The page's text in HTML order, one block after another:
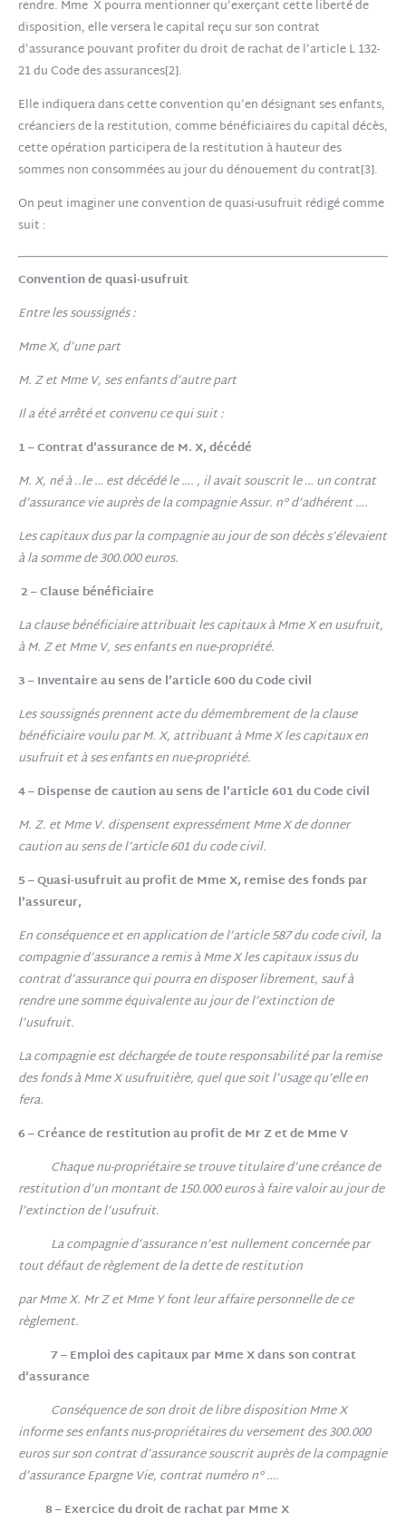
rendre. Mme X pourra mentionner qu’exerçant cette liberté de
disposition, elle versera le capital reçu sur son contrat
d’assurance pouvant profiter du droit de rachat de l’article L 132-
21 du Code des assurances[2].
Elle indiquera dans cette convention qu’en désignant ses enfants,
créanciers de la restitution, comme bénéficiaires du capital décès,
cette opération participera de la restitution à hauteur des
sommes non consommées au jour du dénouement du contrat[3].
On peut imaginer une convention de quasi-usufruit rédigé comme
suit :
Convention de quasi-usufruit
Entre les soussignés :
Mme X, d’une part
M. Z et Mme V, ses enfants d’autre part
Il a été arrêté et convenu ce qui suit :
1 – Contrat d’assurance de M. X, décédé
M. X, né à ..le … est décédé le …. , il avait souscrit le … un contrat
d’assurance vie auprès de la compagnie Assur. n° d’adhérent ….
Les capitaux dus par la compagnie au jour de son décès s’élevaient
à la somme de 300.000 euros.
2 – Clause bénéficiaire
La clause bénéficiaire attribuait les capitaux à Mme X en usufruit,
à M. Z et Mme V, ses enfants en nue-propriété.
3 – Inventaire au sens de l’article 600 du Code civil
Les soussignés prennent acte du démembrement de la clause
bénéficiaire voulu par M. X, attribuant à Mme X les capitaux en
usufruit et à ses enfants en nue-propriété.
4 – Dispense de caution au sens de l’article 601 du Code civil
M. Z. et Mme V. dispensent expressément Mme X de donner
caution au sens de l’article 601 du code civil.
5 – Quasi-usufruit au profit de Mme X, remise des fonds par
l’assureur,
En conséquence et en application de l’article 587 du code civil, la
compagnie d’assurance a remis à Mme X les capitaux issus du
contrat d’assurance qui pourra en disposer librement, sauf à
rendre une somme équivalente au jour de l’extinction de
l’usufruit.
La compagnie est déchargée de toute responsabilité par la remise
des fonds à Mme X usufruitière, quel que soit l’usage qu’elle en
fera.
6 – Créance de restitution au profit de Mr Z et de Mme V
Chaque nu-propriétaire se trouve titulaire d’une créance de
restitution d’un montant de 150.000 euros à faire valoir au jour de
l’extinction de l’usufruit.
La compagnie d’assurance n’est nullement concernée par
tout défaut de règlement de la dette de restitution
par Mme X. Mr Z et Mme Y font leur affaire personnelle de ce
règlement.
7 – Emploi des capitaux par Mme X dans son contrat
d’assurance
Conséquence de son droit de libre disposition Mme X
informe ses enfants nus-propriétaires du versement des 300.000
euros sur son contrat d’assurance souscrit auprès de la compagnie
d’assurance Epargne Vie, contrat numéro n° ….
8 – Exercice du droit de rachat par Mme X